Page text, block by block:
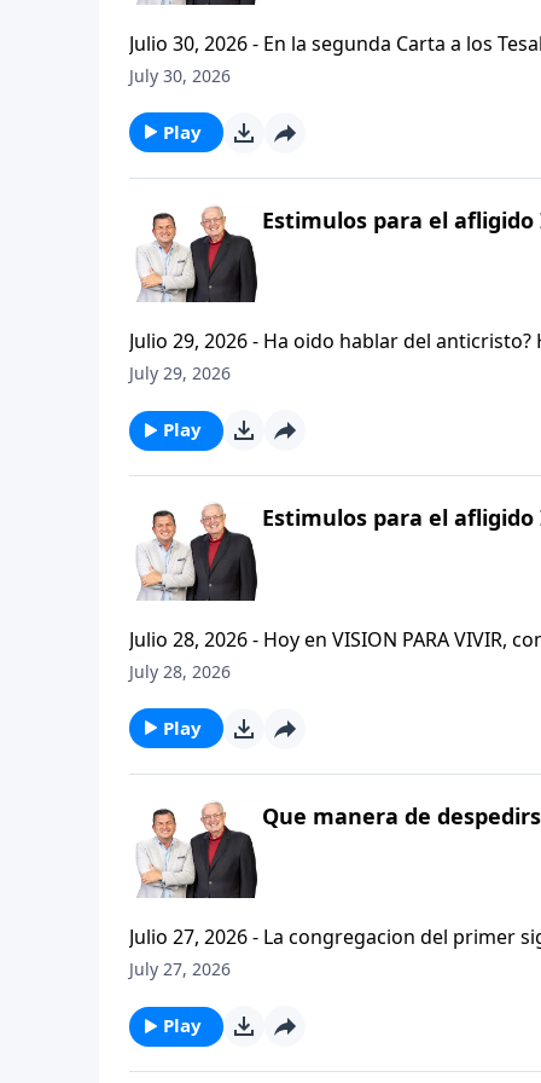
Julio 30, 2026 - En la segunda Carta a los
permanezcan firmes y aferrados a las
del mensaje que comenzamos hace un par
July 30, 2026
Play
Estimulos para el
Julio 29, 2026 - Ha oido hablar del
que se refiere la Biblia cuando usa la palabra
capitulo de 2 Tesalonicenses y escuchemos
AFLIGIDO.
July 29, 2026
Play
Estimulos para el afligido
Julio 28, 2026 - Hoy en VISION PARA
CRISTIANISMO FIRME: UN ESTUDIO DE 2
el pastor Carlos A. Zazueta titulo: "ESTIMULOS
July 28, 2026
Play
Que manera de
Julio 27, 2026 - La congregacion del primer
interpersonales cristianas y genuinas. Se afirmaban mutuamente. Daban cuentas de si mismos unos con
que significa desarrollar relaciones
July 27, 2026
Play